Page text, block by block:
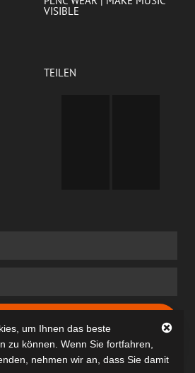
VISIBLE
TEILEN
Anmelden
um Ihnen das beste
zu können. Wenn Sie fortfahren,
nehmen wir an, dass Sie damit